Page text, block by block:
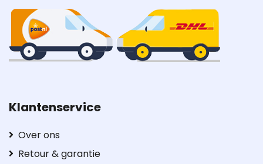
Klantenservice
Over ons
Retour & garantie